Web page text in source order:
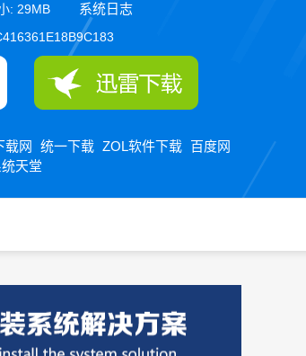
小: 29MB 系统日志
载网 统一下载 ZOL软件下载 百度网
天堂